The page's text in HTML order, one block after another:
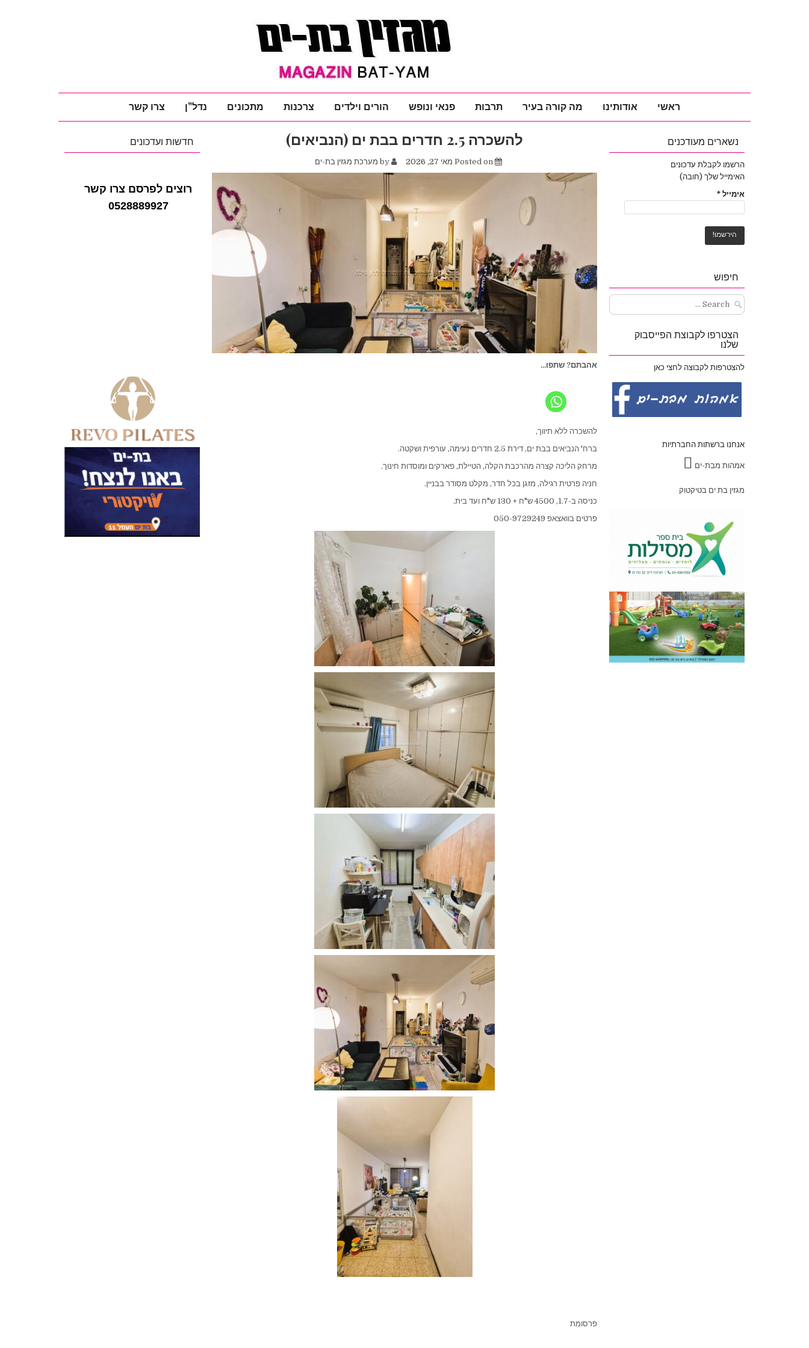
ראשי אודותינו מה קורה בעיר תרבות פנאי ונופש הורים וילדים צרכנות מתכונים נדל"ן צרו קשר
להשכרה 2.5 חדרים בבת ים (הנביאים)
Posted on מאי 27, 2026 by מערכת מגזין בת-ים
אהבתם? שתפו...
להשכרה ללא תיווך,
ברח' הנביאים בבת ים, דירת 2.5 חדרים נעימה, עורפית ושקטה.
מרחק הליכה קצרה מהרכבת הקלה, הטיילת, פארקים ומוסדות חינוך.
חניה פרטית רגילה, מזגן בכל חדר, מקלט מסודר בבניין.
כניסה ב-1.7, 4500 ש"ח + 130 ש"ח ועד בית.
פרטים בוואצאפ 050-9729249
פרסומת
חדשות ועדכונים
רוצים לפרסם צרו קשר
0528889927
נשארים מעודכנים
הרשמו לקבלת עדכונים
האימייל שלך (חובה)
אימייל *
חיפוש
Search
for:
הצטרפו לקבוצת הפייסבוק
שלנו
להצטרפות לקבוצה לחצי כאן
אנחנו ברשתות החברתיות
אמהות מבת-ים
מגזין בת ים בטיקטוק